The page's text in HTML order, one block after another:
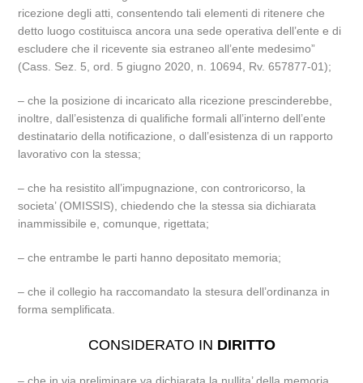
ricezione degli atti, consentendo tali elementi di ritenere che
detto luogo costituisca ancora una sede operativa dell’ente e di
escludere che il ricevente sia estraneo all’ente medesimo”
(Cass. Sez. 5, ord. 5 giugno 2020, n. 10694, Rv. 657877-01);
– che la posizione di incaricato alla ricezione prescinderebbe,
inoltre, dall’esistenza di qualifiche formali all’interno dell’ente
destinatario della notificazione, o dall’esistenza di un rapporto
lavorativo con la stessa;
– che ha resistito all’impugnazione, con controricorso, la
societa’ (OMISSIS), chiedendo che la stessa sia dichiarata
inammissibile e, comunque, rigettata;
– che entrambe le parti hanno depositato memoria;
– che il collegio ha raccomandato la stesura dell’ordinanza in
forma semplificata.
CONSIDERATO IN DIRITTO